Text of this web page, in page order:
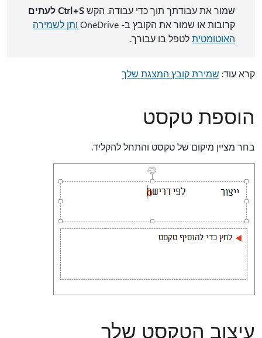
שמור את עבודתך תוך כדי עבודה. הקשCtrl+S לעתים
קרובות או שמור את הקובץ ב- OneDrive
ותן לשמירה
האוטומטיתלטפל בו עבורך.
קרא עוד: שמירת קובץ המצגת שלך
הוספת טקסט
בחר מציין מיקום של טקסט והתחל להקליד.
עיצוב הטקסט שלך